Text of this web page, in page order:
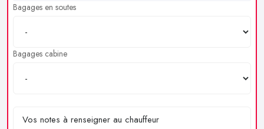
Bagages en soutes
Bagages cabine